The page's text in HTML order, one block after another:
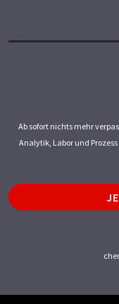
Ab sofort nichts mehr
Analytik, Labor und